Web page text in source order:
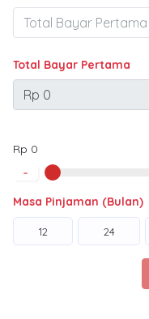
Total Bayar Pertama
Rp 0
-
Masa Pinjaman (Bulan)
12 24